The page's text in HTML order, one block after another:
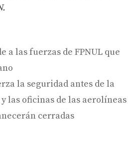
a las fuerzas de FPNUL que
la seguridad antes de la
y las oficinas de las aerolíneas
cerradas